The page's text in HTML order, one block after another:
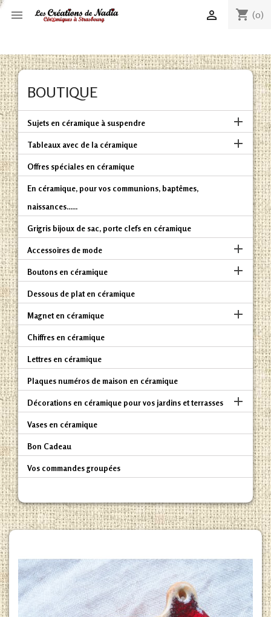
 shopping_cart (0)

BOUTIQUE
Sujets en céramique à suspendre 
Tableaux avec de la céramique 
Offres spéciales en céramique
En céramique, pour vos communions, baptêmes,
naissances......
Grigris bijoux de sac, porte clefs en céramique
Accessoires de mode 
Boutons en céramique 
Dessous de plat en céramique
Magnet en céramique 
Chiffres en céramique
Lettres en céramique
Plaques numéros de maison en céramique
Décorations en céramique pour vos jardins et terrasses 
Vases en céramique
Bon Cadeau
Vos commandes groupées